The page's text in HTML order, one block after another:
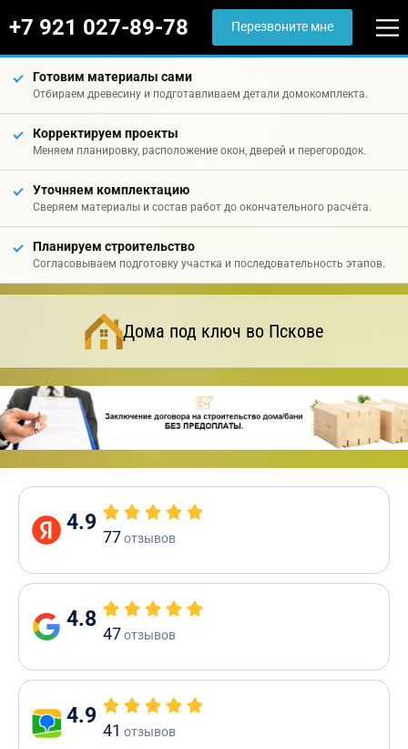
+7 921 027-89-78 Перезвоните мне
Готовим материалы сами
Отбираем древесину и подготавливаем детали домокомплекта.
Корректируем проекты
Меняем планировку, расположение окон, дверей и перегородок.
Уточняем комплектацию
Сверяем материалы и состав работ до окончательного расчёта.
Планируем строительство
Согласовываем подготовку участка и последовательность этапов.
Дома под ключ во Пскове
4.9
77отзывов
4.8
47отзывов
4.9
41 отзывов